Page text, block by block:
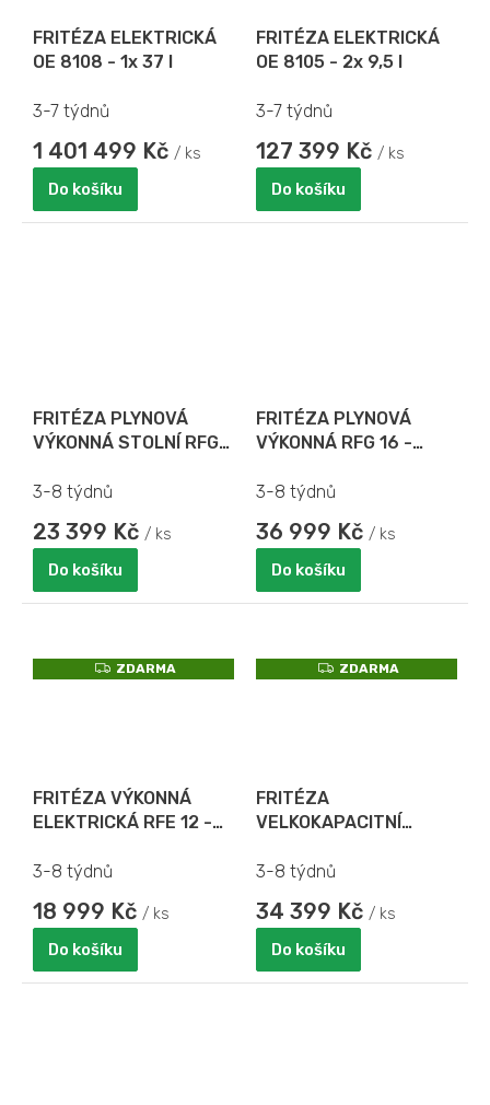
FRITÉZA ELEKTRICKÁ
OE 8108 - 1x 37 l
3-7 týdnů
1 401 499 Kč / ks
Do košíku
FRITÉZA ELEKTRICKÁ
OE 8105 - 2x 9,5 l
3-7 týdnů
127 399 Kč / ks
Do košíku
FRITÉZA PLYNOVÁ
VÝKONNÁ STOLNÍ RFG
3-8 týdnů
23 399 Kč / ks
Do košíku
FRITÉZA PLYNOVÁ
VÝKONNÁ RFG 16 -
3-8 týdnů
36 999 Kč / ks
Do košíku
Z
D
ZDARMA
FRITÉZA VÝKONNÁ
ELEKTRICKÁ RFE 12 -
VÝPUSTNÝM VENTILEM
3-8 týdnů
18 999 Kč / ks
Do košíku
Z
D
ZDARMA
FRITÉZA
VELKOKAPACITNÍ
objem 2 x 10 l
3-8 týdnů
34 399 Kč / ks
Do košíku